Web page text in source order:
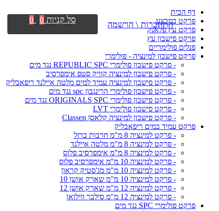
דף הבית
פרקט במבצע
פרקט עץ פלאנק
פרקט פישבון עץ
פנלים פולימריים
פרקט פישבון למינציה - פולימרי
- פרקט פישבון פולימרי REPUBLIC SPC נגד מים
- פרקט פישבון למינציה קוויק סטפ אימפרסיב
- פרקט פישבון למינציה עמיד למים מלטה איילנד ריפאבליק
- פרקט פישבון פולימרי הרינגבון spc נגד מים
- פרקט פישבון פולימרי ORIGINALS SPC נגד מים
- פרקט פישבון פולימרי LVT
- פרקט פישבון למינציה קלאסן Classen
פרקט עמיד במים ריפאבליק
- פרקט למינציה 8 מ"מ חרבות ברזל
- פרקט למינציה 8 מ"מ מלטה איילנד
- פרקט למינציה 8 מ"מ אימפרסיב פלוס
- פרקט למינציה 10 מ"מ אימפרסיב פלוס
- פרקט למינציה 10 מ"מ מג'סטיק קראון
- פרקט למינציה 10 מ"מ שארק אושן 10
- פרקט למינציה 12 מ"מ שארק אושן 12
- פרקט למינציה 12 מ"מ סילבר ווילואו
פרקט פולימרי SPC נגד מים
התחברות \ הרשמה סל קניות 0
0